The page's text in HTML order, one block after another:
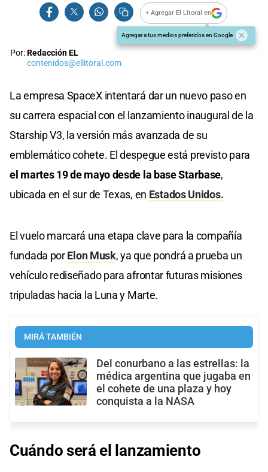
+ Agregar El Litoral en
Agregar a tus medios preferidos en Google
Por:Redacción EL
contenidos@ellitoral.com
La empresa SpaceX intentará dar un nuevo paso en
su carrera espacial con el lanzamiento inaugural de la
Starship V3, la versión más avanzada de su
emblemático cohete. El despegue está previsto para
el martes 19 de mayo desde la base Starbase,
ubicada en el sur de Texas, en Estados Unidos.
El vuelo marcará una etapa clave para la compañía
fundada porElon Musk, ya que pondrá a prueba un
vehículo rediseñado para afrontar futuras misiones
tripuladas hacia la Luna y Marte.
MIRÁ TAMBIÉN
Del conurbano a las estrellas: la
médica argentina que jugaba en
el cohete de una plaza y hoy
conquista a la NASA
Cuándo será el lanzamiento